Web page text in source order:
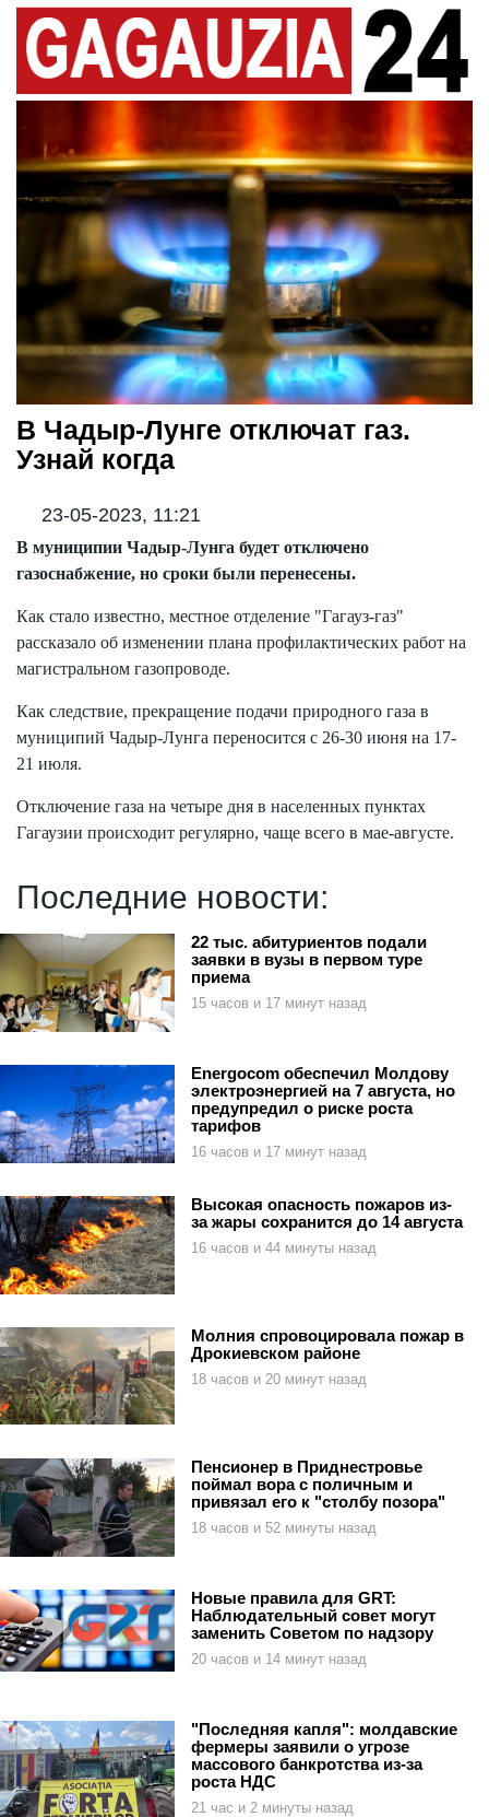
В Чадыр-Лунге отключат газ.
Узнай когда
23-05-2023, 11:21
В муниципии Чадыр-Лунга будет отключено
газоснабжение, но сроки были перенесены.
Как стало известно, местное отделение "Гагауз-газ"
рассказало об изменении плана профилактических работ на
магистральном газопроводе.
Как следствие, прекращение подачи природного газа в
муниципий Чадыр-Лунга переносится с 26-30 июня на 17-
21 июля.
Отключение газа на четыре дня в населенных пунктах
Гагаузии происходит регулярно, чаще всего в мае-августе.
Последние новости:
22 тыс. абитуриентов подали
заявки в вузы в первом туре
приема
15 часов и 17 минут назад
Energocom обеспечил Молдову
электроэнергией на 7 августа, но
предупредил о риске роста
тарифов
16 часов и 17 минут назад
Высокая опасность пожаров из-
за жары сохранится до 14 августа
16 часов и 44 минуты назад
Молния спровоцировала пожар в
Дрокиевском районе
18 часов и 20 минут назад
Пенсионер в Приднестровье
поймал вора с поличным и
привязал его к "столбу позора"
18 часов и 52 минуты назад
Новые правила для GRT:
Наблюдательный совет могут
заменить Советом по надзору
20 часов и 14 минут назад
"Последняя капля": молдавские
фермеры заявили о угрозе
массового банкротства из-за
роста НДС
21 час и 2 минуты назад